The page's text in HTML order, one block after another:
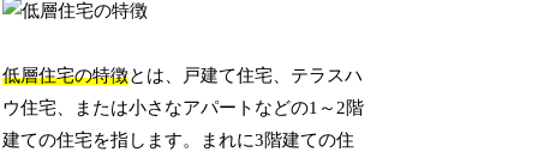
低層住宅の特徴とは、戸建て住宅、テラスハ
ウ住宅、または小さなアパートなどの1～2階
建ての住宅を指します。まれに3階建ての住